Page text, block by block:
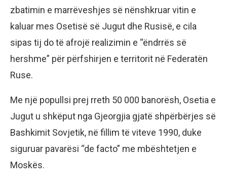
zbatimin e marrëveshjes së nënshkruar vitin e
kaluar mes Osetisë së Jugut dhe Rusisë, e cila
sipas tij do të afrojë realizimin e “ëndrrës së
hershme” për përfshirjen e territorit në Federatën
Ruse.
Me një popullsi prej rreth 50 000 banorësh, Osetia e
Jugut u shkëput nga Gjeorgjia gjatë shpërbërjes së
Bashkimit Sovjetik, në fillim të viteve 1990, duke
siguruar pavarësi “de facto” me mbështetjen e
Moskës.